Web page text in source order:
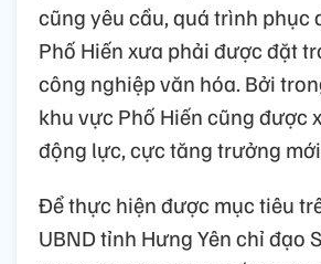
cũng yêu cầu, quá trình phục
Phố Hiến xưa phải được đặt
công nghiệp văn hóa. Bởi
khu vực Phố Hiến cũng được
động lực, cực tăng trưởng
Để thực hiện được mục tiêu
UBND tỉnh Hưng Yên chỉ đạo